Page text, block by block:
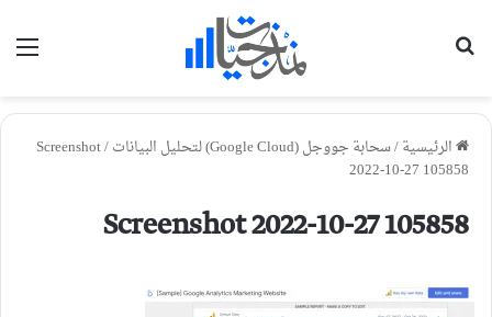
الرئيسية/سحابة جووجل (Google Cloud) لتحليل البيانات /
Screenshot
2022-10-27 105858
Screenshot 2022-10-27 105858